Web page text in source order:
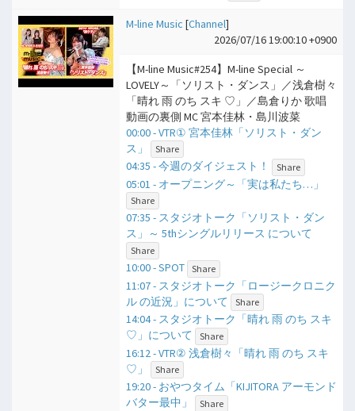
M-line Music [Channel]
2026/07/16 19:00:10 +0900
【M-line Music#254】M-line Special ～
LOVELY～「ソリスト・ダンス」／浅倉樹々
「晴れ 雨 のち スキ ♡」／島倉りか 歌唱
動画の裏側 MC 宮本佳林・島川波菜
00:00 - VTR① 宮本佳林「ソリスト・ダン
ス」
Share
04:35 - 今週のダイジェスト！ Share
05:01 - オープニング～「実は私たち…」
Share
07:35 - スタジオトーク「ソリスト・ダン
ス」～ 5thシングルリリース について
Share
10:00 - SPOT Share
11:07 - スタジオトーク「ロージークロニク
ル の近況」について
Share
14:04 - スタジオトーク「晴れ 雨 のち スキ
♡」について
Share
16:12 - VTR② 浅倉樹々「晴れ 雨 のち スキ
♡」
Share
19:20 - おやつタイム「KIJITORA アーモンド
バター最中」
Share